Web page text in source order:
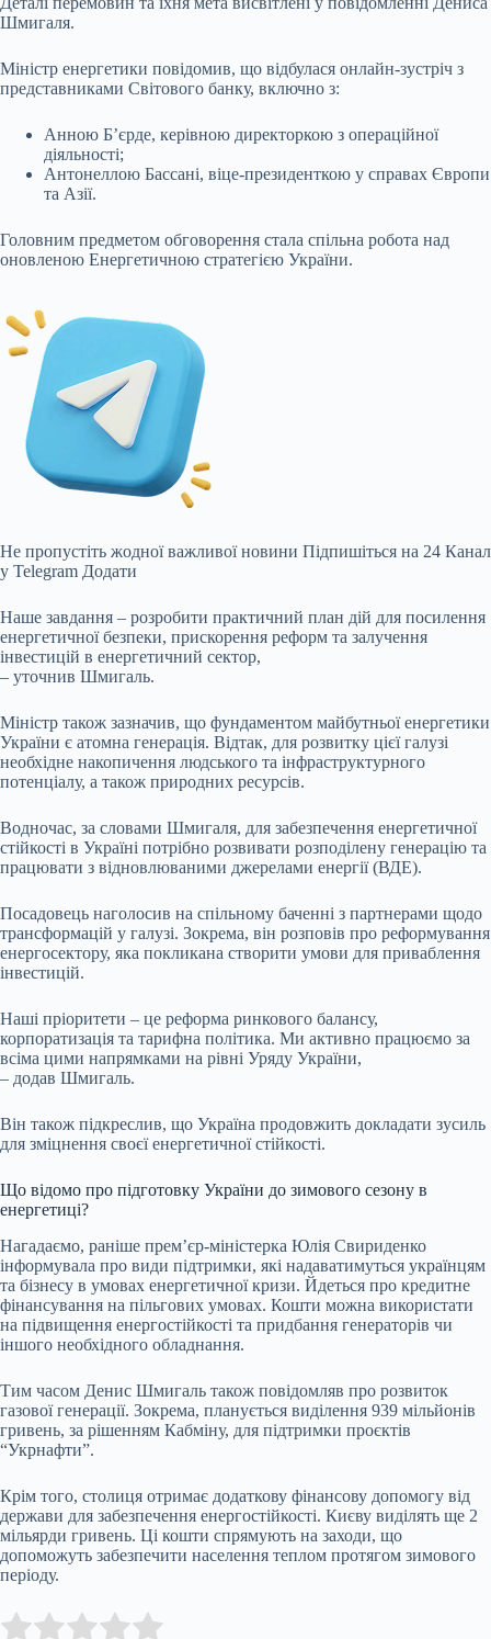
Шмигаля.
Міністр енергетики повідомив, що відбулася онлайн-зустріч з
представниками Світового банку, включно з:
Анною Б’єрде, керівною директоркою з операційної
діяльності;
Антонеллою Бассані, віце-президенткою у справах Європи
та Азії.
Головним предметом обговорення стала спільна робота над
оновленою Енергетичною стратегією України.
Не пропустіть жодної важливої новини Підпишіться на 24 Канал
у Telegram Додати
Наше завдання – розробити практичний план дій для посилення
енергетичної безпеки, прискорення реформ та залучення
інвестицій в енергетичний сектор,
– уточнив Шмигаль.
Міністр також зазначив, що фундаментом майбутньої енергетики
України є атомна генерація. Відтак, для розвитку цієї галузі
необхідне накопичення людського та інфраструктурного
потенціалу, а також природних ресурсів.
Водночас, за словами Шмигаля, для забезпечення енергетичної
стійкості в Україні потрібно розвивати розподілену генерацію та
працювати з відновлюваними джерелами енергії (ВДЕ).
Посадовець наголосив на спільному баченні з партнерами щодо
трансформацій у галузі. Зокрема, він розповів про реформування
енергосектору, яка покликана створити умови для приваблення
інвестицій.
Наші пріоритети – це реформа ринкового балансу,
корпоратизація та тарифна політика. Ми активно працюємо за
всіма цими напрямками на рівні Уряду України,
– додав Шмигаль.
Він також підкреслив, що Україна продовжить докладати зусиль
для зміцнення своєї енергетичної стійкості.
Що відомо про підготовку України до зимового сезону в
енергетиці?
Нагадаємо, раніше прем’єр-міністерка Юлія Свириденко
інформувала про види підтримки, які надаватимуться українцям
та бізнесу в умовах енергетичної кризи. Йдеться про кредитне
фінансування на пільгових умовах. Кошти можна використати
на підвищення енергостійкості та придбання генераторів чи
іншого необхідного обладнання.
Тим часом Денис Шмигаль також повідомляв про розвиток
газової генерації. Зокрема, планується виділення 939 мільйонів
гривень, за рішенням Кабміну, для підтримки проєктів
“Укрнафти”.
Крім того, столиця отримає додаткову фінансову допомогу від
держави для забезпечення енергостійкості. Києву виділять ще 2
мільярди гривень. Ці кошти спрямують на заходи, що
допоможуть забезпечити населення теплом протягом зимового
періоду.
Rate this item: